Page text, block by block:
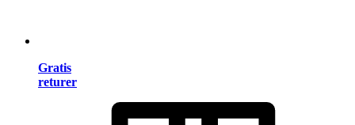
Gratis
returer